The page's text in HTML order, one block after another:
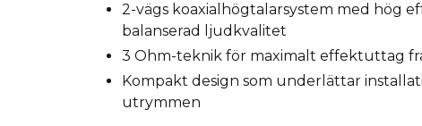
2-vägs koaxialhögtalarsystem med hög
balanserad ljudkvalitet
3 Ohm-teknik för maximalt effektuttag
Kompakt design som underlättar
utrymmen